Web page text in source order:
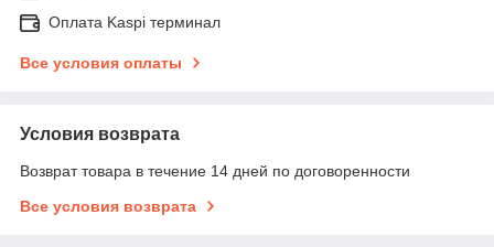
Оплата Kaspi терминал
Все условия оплаты
Условия возврата
Возврат товара в течение 14 дней по договоренности
Все условия возврата